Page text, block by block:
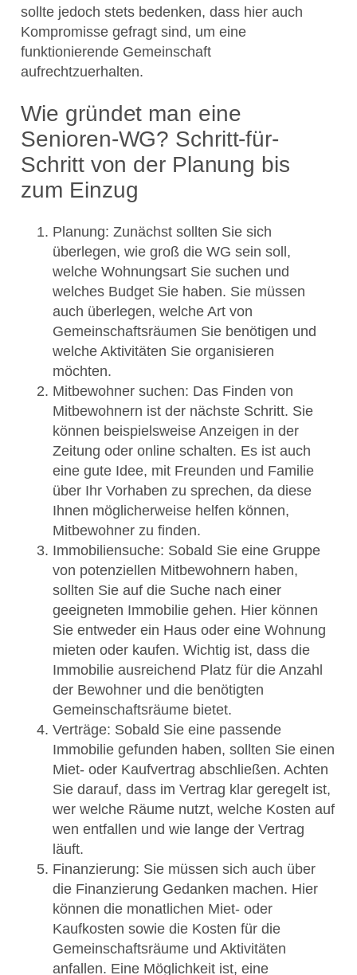
sollte jedoch stets bedenken, dass hier auch
Kompromisse gefragt sind, um eine
funktionierende Gemeinschaft
aufrechtzuerhalten.
Wie gründet man eine
Senioren-WG? Schritt-für-
Schritt von der Planung bis
zum Einzug
Planung: Zunächst sollten Sie sich
überlegen, wie groß die WG sein soll,
welche Wohnungsart Sie suchen und
welches Budget Sie haben. Sie müssen
auch überlegen, welche Art von
Gemeinschaftsräumen Sie benötigen und
welche Aktivitäten Sie organisieren
möchten.
Mitbewohner suchen: Das Finden von
Mitbewohnern ist der nächste Schritt. Sie
können beispielsweise Anzeigen in der
Zeitung oder online schalten. Es ist auch
eine gute Idee, mit Freunden und Familie
über Ihr Vorhaben zu sprechen, da diese
Ihnen möglicherweise helfen können,
Mitbewohner zu finden.
Immobiliensuche: Sobald Sie eine Gruppe
von potenziellen Mitbewohnern haben,
sollten Sie auf die Suche nach einer
geeigneten Immobilie gehen. Hier können
Sie entweder ein Haus oder eine Wohnung
mieten oder kaufen. Wichtig ist, dass die
Immobilie ausreichend Platz für die Anzahl
der Bewohner und die benötigten
Gemeinschaftsräume bietet.
Verträge: Sobald Sie eine passende
Immobilie gefunden haben, sollten Sie einen
Miet- oder Kaufvertrag abschließen. Achten
Sie darauf, dass im Vertrag klar geregelt ist,
wer welche Räume nutzt, welche Kosten auf
wen entfallen und wie lange der Vertrag
läuft.
Finanzierung: Sie müssen sich auch über
die Finanzierung Gedanken machen. Hier
können die monatlichen Miet- oder
Kaufkosten sowie die Kosten für die
Gemeinschaftsräume und Aktivitäten
anfallen. Eine Möglichkeit ist, eine